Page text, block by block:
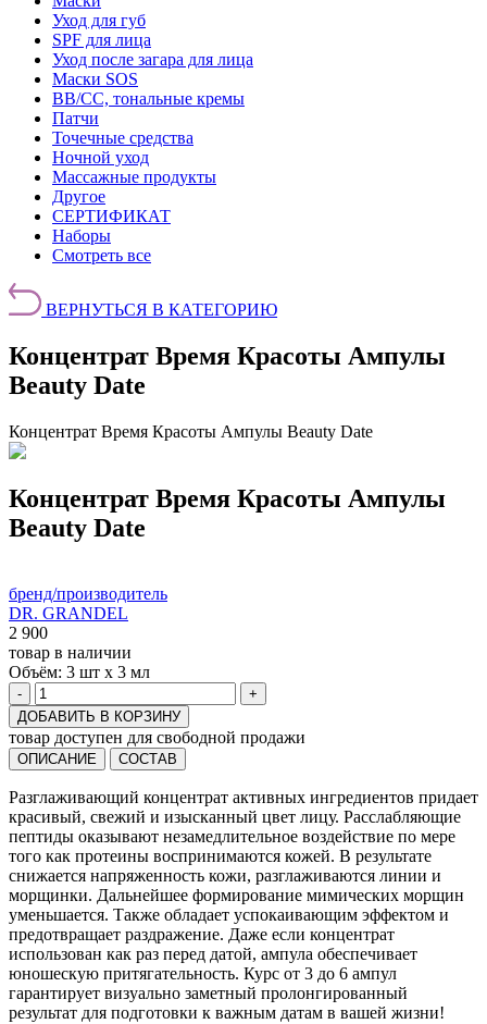
Уход для губ
SPF для лица
Уход после загара для лица
Маски SOS
BB/CC, тональные кремы
Патчи
Точечные средства
Ночной уход
Массажные продукты
Другое
СЕРТИФИКАТ
Наборы
Смотреть все
ВЕРНУТЬСЯ В КАТЕГОРИЮ
Концентрат Время Красоты Ампулы
Beauty Date
Концентрат Время Красоты Ампулы Beauty Date
Концентрат Время Красоты Ампулы
Beauty Date
бренд/производитель
DR. GRANDEL
2 900
товар в наличии
Объём: 3 шт х 3 мл
-
+
ДОБАВИТЬ В КОРЗИНУ
товар доступен для свободной продажи
ОПИСАНИЕ СОСТАВ
Разглаживающий концентрат активных ингредиентов придает
красивый, свежий и изысканный цвет лицу. Расслабляющие
пептиды оказывают незамедлительное воздействие по мере
того как протеины воспринимаются кожей. В результате
снижается напряженность кожи, разглаживаются линии и
морщинки. Дальнейшее формирование мимических морщин
уменьшается. Также обладает успокаивающим эффектом и
предотвращает раздражение. Даже если концентрат
использован как раз перед датой, ампула обеспечивает
юношескую притягательность. Курс от 3 до 6 ампул
гарантирует визуально заметный пролонгированный
результат для подготовки к важным датам в вашей жизни!